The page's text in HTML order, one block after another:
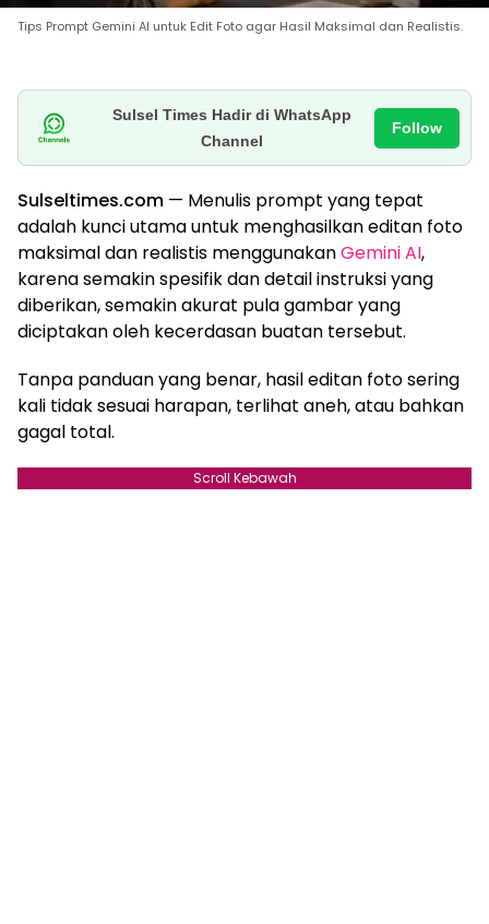
Tips Prompt Gemini AI untuk Edit Foto agar Hasil Maksimal dan Realistis.
Sulsel Times Hadir di WhatsApp
Channel
Follow
Sulseltimes.com — Menulis prompt yang tepat
adalah kunci utama untuk menghasilkan editan foto
maksimal dan realistis menggunakanGemini AI,
karena semakin spesifik dan detail instruksi yang
diberikan, semakin akurat pula gambar yang
diciptakan oleh kecerdasan buatan tersebut.
Tanpa panduan yang benar, hasil editan foto sering
kali tidak sesuai harapan, terlihat aneh, atau bahkan
gagal total.
Scroll Kebawah